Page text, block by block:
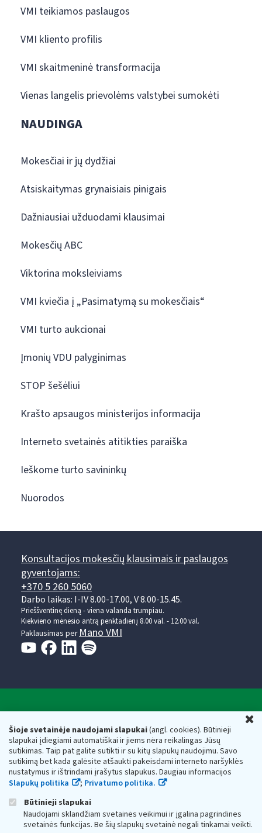
Šioje svetainėje naudojami slapukai(angl. cookies). Būtinieji
slapukai įdiegiami automatiškai ir jiems nėra reikalingas Jūsų
sutikimas. Taip pat galite sutikti ir su kitų slapukų naudojimu. Savo
sutikimą bet kada galėsite atšaukti pakeisdami interneto naršyklės
nustatymus ir ištrindami įrašytus slapukus. Daugiau informacijos
Slapukų politika
; Privatumo politika.
Būtinieji slapukai
Naudojami sklandžiam svetainės veikimui ir įgalina pagrindines
svetainės funkcijas. Be šių slapukų svetainė negali tinkamai veikti.
VMI teikiamos paslaugos
VMI kliento profilis
VMI skaitmeninė transformacija
Vienas langelis prievolėms valstybei sumokėti
NAUDINGA
Mokesčiai ir jų dydžiai
Atsiskaitymas grynaisiais pinigais
Dažniausiai užduodami klausimai
Mokesčių ABC
Viktorina moksleiviams
VMI kviečia į „Pasimatymą su mokesčiais“
VMI turto aukcionai
Įmonių VDU palyginimas
STOP šešėliui
Krašto apsaugos ministerijos informacija
Interneto svetainės atitikties paraiška
Ieškome turto savininkų
Nuorodos
Konsultacijos mokesčių klausimais ir paslaugos
gyventojams:
+370 5 260 5060
Darbo laikas: I-IV 8.00-17.00, V 8.00-15.45.
Prieššventinę dieną - viena valanda trumpiau.
Kiekvieno mėnesio antrą penktadienį 8.00 val. - 12.00 val.
Paklausimas per Mano VMI
Respublikos finansų ministerijos
Biudžetinė įstaiga. Juridinio asmens kodas — 188659752,
adresas: Vasario 16-osios g. 14, 01107 Vilnius, Lietuva, el.paštas:
vmi@vmi.lt, E. pristatymo dėžutės adresas 188659752
Duomenys apie Valstybinę mokesčių inspekciją prie Lietuvos
Respublikos finansų ministerijos kaupiami ir saugomi Juridinių